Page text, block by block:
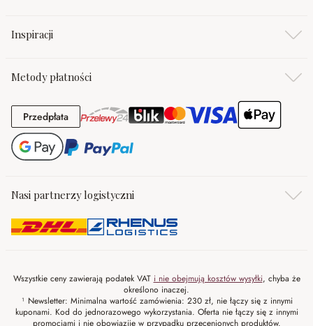
Inspiracji
Metody płatności
PrzedpłataPrzedpłata
Nasi partnerzy logistyczni
Wszystkie ceny zawierają podatek VAT i nie obejmują kosztów wysyłki, chyba że
określono inaczej.
¹ Newsletter: Minimalna wartość zamówienia: 230 zł, nie łączy się z innymi
kuponami. Kod do jednorazowego wykorzystania. Oferta nie łączy się z innymi
promocjami i nie obowiazije w przypadku przecenionych produktów.